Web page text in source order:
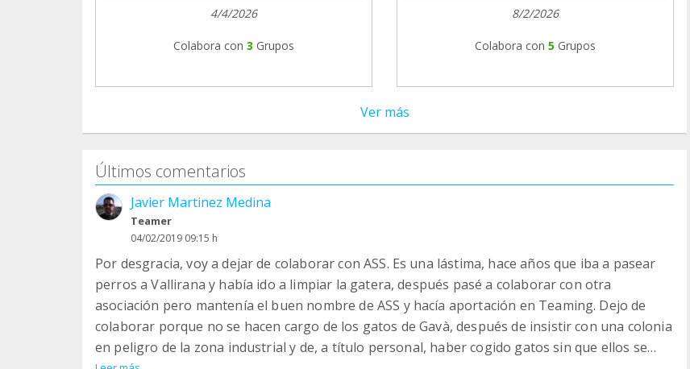
4/4/2026
Colabora con 3 Grupos
8/2/2026
Colabora con 5 Grupos
Ver más
Últimos comentarios
Javier Martinez Medina
Teamer
04/02/2019 09:15 h
Por desgracia, voy a dejar de colaborar con ASS. Es una lástima, hace años que iba a pasear
perros a Vallirana y había ido a limpiar la gatera, después pasé a colaborar con otra
asociación pero mantenía el buen nombre de ASS y hacía aportación en Teaming. Dejo de
colaborar porque no se hacen cargo de los gatos de Gavà, después de insistir con una colonia
en peligro de la zona industrial y de, a título personal, haber cogido gatos sin que ellos se